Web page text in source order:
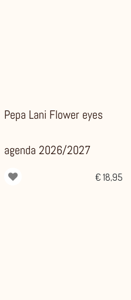
Pepa Lani Flower eyes
agenda 2026/2027
€ 18,95